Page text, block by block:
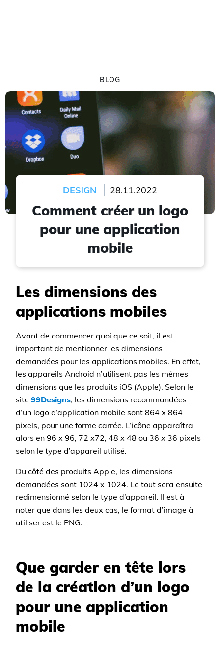
BLOG
DESIGN 28.11.2022
Comment créer un logo
pour une application
mobile
Les dimensions des
applications mobiles
Avant de commencer quoi que ce soit, il est
important de mentionner les dimensions
demandées pour les applications mobiles. En effet,
les appareils Android n’utilisent pas les mêmes
dimensions que les produits iOS (Apple). Selon le
site99Designs, les dimensions recommandées
d’un logo d’application mobile sont 864 x 864
pixels, pour une forme carrée. L’icône apparaîtra
alors en 96 x 96, 72 x72, 48 x 48 ou 36 x 36 pixels
selon le type d’appareil utilisé.
Du côté des produits Apple, les dimensions
demandées sont 1024 x 1024. Le tout sera ensuite
redimensionné selon le type d’appareil. Il est à
noter que dans les deux cas, le format d’image à
utiliser est le PNG.
Que garder en tête lors
de la création d’un logo
pour une application
mobile